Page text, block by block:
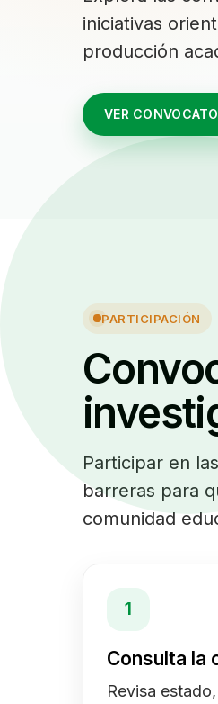
iniciativas
producción
VER
PARTICIPACIÓN
Participar en
barreras para
comunidad
1
Consulta la
Revisa